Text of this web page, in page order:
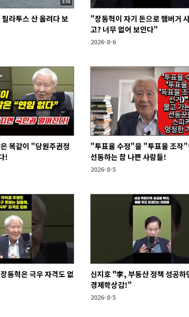
라투스 산 올려다 보
"장동혁이 자기 돈으로 햄버거
고? 너무 없어 보인다"
2026-8-6
똑같이 "당원주권정
!
"투표율 수정"을 "투표율 조작"
선동하는 참 나쁜 사람들!
2026-8-5
동혁은 극우 자격도 없
신지호 "李, 부동산 정책 성공하
경제학상감!"
2026-8-5